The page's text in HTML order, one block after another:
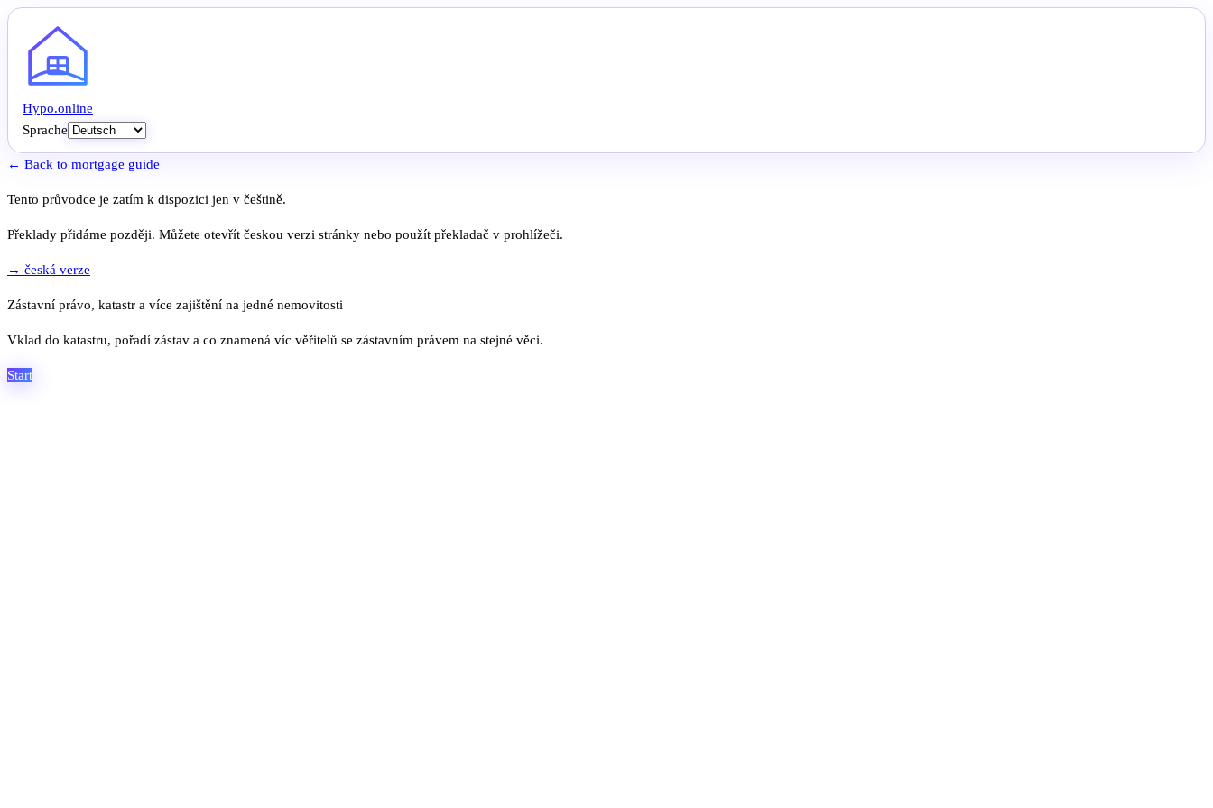
Hypo.online
Sprache
← Back to mortgage guide
Tento průvodce je zatím k dispozici jen v češtině.
Překlady přidáme později. Můžete otevřít českou verzi stránky nebo použít překladač v prohlížeči.
→ česká verze
Zástavní právo, katastr a více zajištění na jedné nemovitosti
Vklad do katastru, pořadí zástav a co znamená víc věřitelů se zástavním právem na stejné věci.
Start